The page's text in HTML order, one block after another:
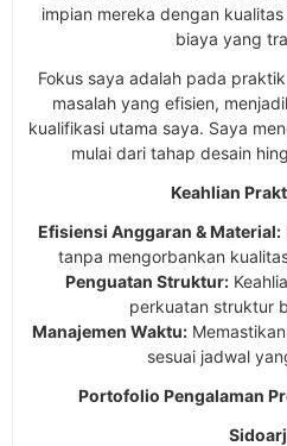
impian mereka dengan
biaya yang
Fokus saya adalah pada
masalah yang efisien,
kualifikasi utama saya. Saya
mulai dari tahap desain
Keahlian
Efisiensi Anggaran & Material:
tanpa mengorbankan
Penguatan Struktur:
perkuatan struktur
Manajemen Waktu:
sesuai jadwal
Portofolio Pengalaman